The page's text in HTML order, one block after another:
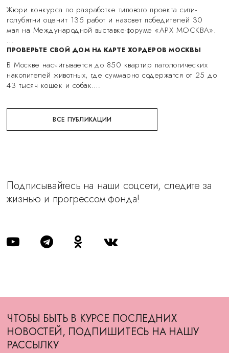
Жюри конкурса по разработке типового проекта сити-
голубятни оценит 135 работ и назовет победителей 30
мая на Международной выставке-форуме «АРХ МОСКВА».
…
ПРОВЕРЬТЕ СВОЙ ДОМ НА КАРТЕ ХОРДЕРОВ МОСКВЫ
В Москве насчитывается до 850 квартир патологических
накопителей животных, где суммарно содержатся от 25 до
43 тысяч кошек и собак.…
ВСЕ ПУБЛИКАЦИИ
Подписывайтесь на наши соцсети, следите за
жизнью и прогрессом фонда!
ЧТОБЫ БЫТЬ В КУРСЕ ПОСЛЕДНИХ
НОВОСТЕЙ, ПОДПИШИТЕСЬ НА НАШУ
РАССЫЛКУ